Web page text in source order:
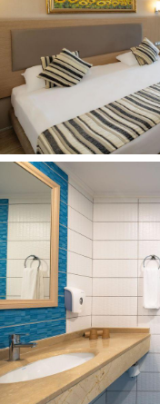
Paplūdimys:
palapinės
paplūdimyje:
paplūdimio
nuosavas yra
smėlio-žvyro yra
Kontaktai:
Adresas:
Belek
Turkija
Telefonas:+90
El. pašto adresas:
Internetinė
svetainė: https://
tat-beach